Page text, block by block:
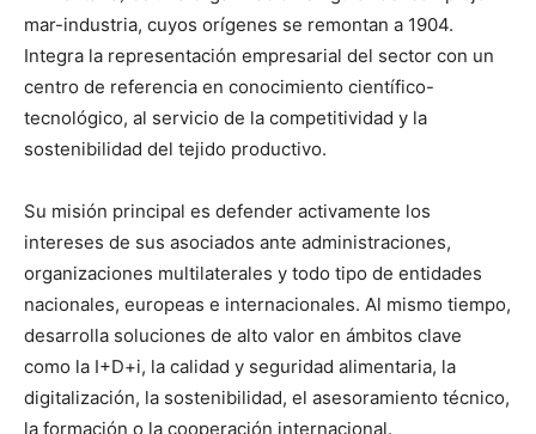
mar-industria, cuyos orígenes se remontan a 1904.
Integra la representación empresarial del sector con un
centro de referencia en conocimiento científico-
tecnológico, al servicio de la competitividad y la
sostenibilidad del tejido productivo.
Su misión principal es defender activamente los
intereses de sus asociados ante administraciones,
organizaciones multilaterales y todo tipo de entidades
nacionales, europeas e internacionales. Al mismo tiempo,
desarrolla soluciones de alto valor en ámbitos clave
como la I+D+i, la calidad y seguridad alimentaria, la
digitalización, la sostenibilidad, el asesoramiento técnico,
la formación o la cooperación internacional.